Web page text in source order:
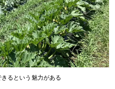
るという魅力がある